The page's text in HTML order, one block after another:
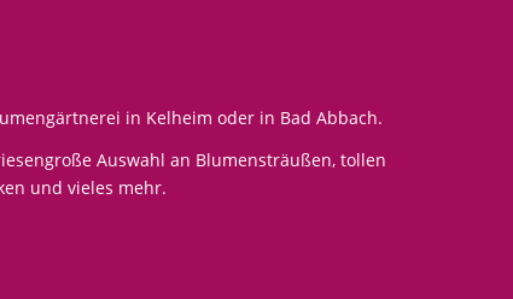
in Kelheim oder in Bad Abbach.
Auswahl an Blumensträußen, tollen
und vieles mehr.